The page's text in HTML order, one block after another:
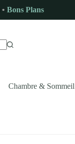
• Bons Plans
Chambre & Sommeil